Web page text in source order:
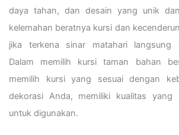
daya tahan, dan desain yang unik
kelemahan beratnya kursi dan
jika terkena sinar matahari langsung
Dalam memilih kursi taman bahan
memilih kursi yang sesuai dengan
dekorasi Anda, memiliki kualitas yang
untuk digunakan.